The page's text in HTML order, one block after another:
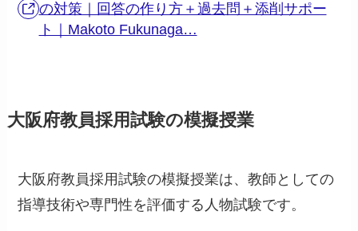
の対策｜回答の作り方＋過去問＋添削サポー
ト｜Makoto Fukunaga…
大阪府教員採用試験の模擬授業
大阪府教員採用試験の模擬授業は、教師としての
指導技術や専門性を評価する人物試験です。